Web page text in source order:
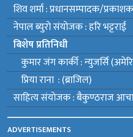
शिव शर्मा : प्रधानसम्पादक/प्रकाशक
नेपाल ब्युराे संयाेजक : हरि भट्टराई
बिशेष प्रतिनिधी
कुमार जंग कार्की : न्युजर्सि
प्रिया राना : (ब्राजिल)
साहित्य संयाेजक : बैकुण्ठराज
ADVERTISEMENTS